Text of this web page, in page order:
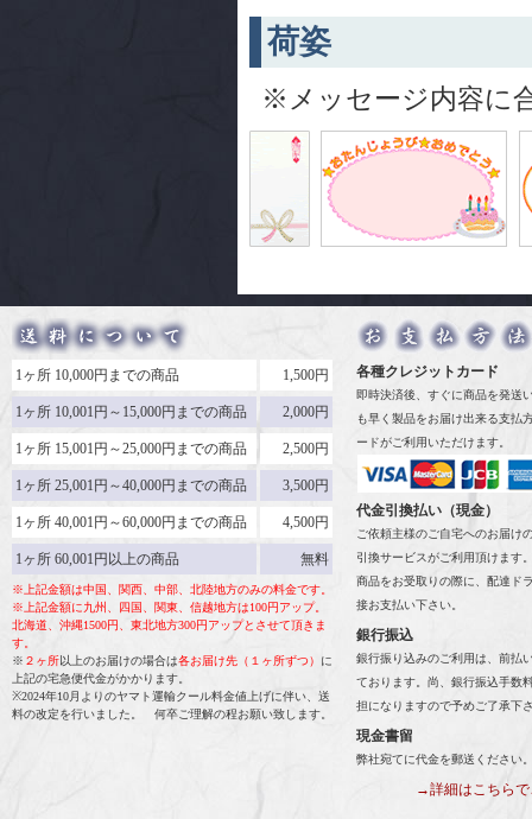
荷姿
※メッセージ内容に
1ヶ所 10,000円までの商品 1,500円
1ヶ所 10,001円～15,000円までの商品 2,000円
1ヶ所 15,001円～25,000円までの商品 2,500円
1ヶ所 25,001円～40,000円までの商品 3,500円
1ヶ所 40,001円～60,000円までの商品 4,500円
1ヶ所 60,001円以上の商品 無料
※上記金額は中国、関西、中部、北陸地方のみの料金です。
※上記金額に九州、四国、関東、信越地方は100円アップ。
北海道、沖縄1500円、東北地方300円アップとさせて頂きま
す。
※ ２ヶ所以上のお届けの場合は各お届け先（１ヶ所ずつ） に
上記の宅急便代金がかかります。
※2024年10月よりのヤマト運輸クール料金値上げに伴い、送
料の改定を行いました。 何卒ご理解の程お願い致します。
各種クレジットカード
即時決済後、すぐに商品を発送
も早く製品をお届け出来る支払
ードがご利用いただけます。
代金引換払い（現金）
ご依頼主様のご自宅へのお届け
引換サービスがご利用頂けます
商品をお受取りの際に、配達ド
接お支払い下さい。
銀行振込
銀行振り込みのご利用は、前払
ております。尚、銀行振込手数
担になりますので予めご了承下
現金書留
弊社宛てに代金を郵送ください
→詳細はこちら